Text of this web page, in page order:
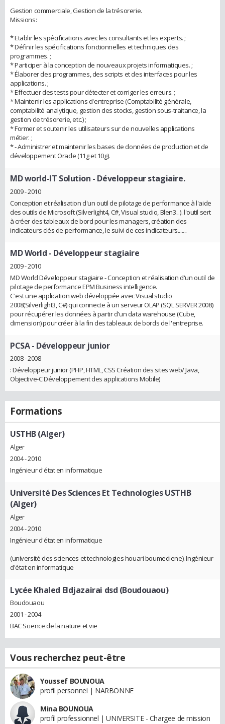
Gestion commerciale, Gestion de la trésorerie.
Missions:
* Etablir les spécifications avec les consultants et les experts. ;
* Définir les spécifications fonctionnelles et techniques des
programmes. ;
* Participer à la conception de nouveaux projets informatiques. ;
* Élaborer des programmes, des scripts et des interfaces pour les
applications. ;
* Effectuer des tests pour détecter et corriger les erreurs. ;
* Maintenir les applications d'entreprise (Comptabilité générale,
comptabilité analytique, gestion des stocks, gestion sous-traitance, la
gestion de trésorerie, etc.) ;
* Former et soutenir les utilisateurs sur de nouvelles applications
métier. ;
* - Administrer et maintenir les bases de données de production et de
développement Oracle (11g et 10g).
MD world-IT Solution - Développeur stagiaire.
2009 - 2010
Conception et réalisation d'un outil de pilotage de performance à l'aide
des outils de Microsoft (Silverlight4, C#, Visual studio, Blen3.. ). l'outil sert
à créer des tableaux de bord pour les managers, création des
indicateurs clés de performance, le suivi de ces indicateurs.......
MD World - Développeur stagiaire
2009 - 2010
MD World Développeur stagiaire - Conception et réalisation d'un outil de
pilotage de performance EPM Business intelligence.
C'est une application web développée avec Visual studio
2008(Silverlight3, C#) qui connecte à un serveur OLAP (SQL SERVER 2008)
pour récupérer les données à partir d'un data warehouse (Cube,
dimension) pour créer à la fin des tableaux de bords de l'entreprise.
PCSA- Développeur junior
2008 - 2008
: Développeur junior (PHP, HTML, CSS Création des sites web/ Java,
Objective-C Développement des applications Mobile)
Formations
USTHB (Alger)
Alger
2004 - 2010
Ingénieur d'état en informatique
Université Des Sciences Et Technologies USTHB
(Alger)
Alger
2004 - 2010
Ingénieur d'état en informatique
(université des sciences et technologies houari boumediene). Ingénieur
d'état en informatique
Lycée Khaled Eldjazairai dsd (Boudouaou)
Boudouaou
2001 - 2004
BAC Science de la nature et vie
Vous recherchez peut-être
Youssef BOUNOUA
profil personnel | NARBONNE
Mina BOUNOUA
profil professionnel | UNIVERSITE - Chargee de mission